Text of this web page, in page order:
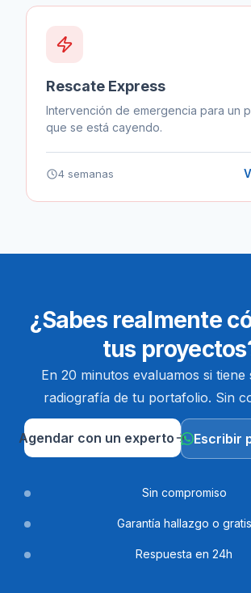
Rescate Express
Intervención de emergencia para un
que se está cayendo.
4 semanas
¿Sabes realmente
tus
En 20 minutos evaluamos si tiene
radiografía de tu portafolio. Sin
Agendar con un experto Escribir
Sin compromiso
Garantía hallazgo o gratis
Respuesta en 24h